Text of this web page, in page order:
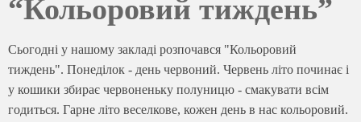
“Кольоровий тиждень”
Сьогодні у нашому закладі розпочався "Кольоровий
тиждень". Понеділок - день червоний. Червень літо починає і
у кошики збирає червоненьку полуницю - смакувати всім
годиться. Гарне літо веселкове, кожен день в нас кольоровий.